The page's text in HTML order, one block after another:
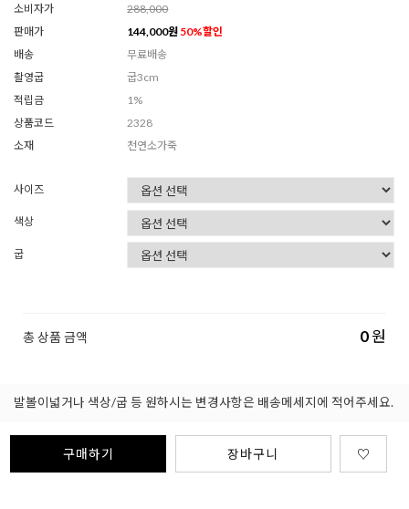
소비자가
288,000
판매가
144,000원 50%할인
배송
무료배송
촬영굽
굽3cm
적립금
1%
상품코드
2328
소재
천연소가죽
사이즈
색상
굽
총 상품 금액 0원
발볼이넓거나 색상/굽 등 원하시는 변경사항은 배송메세지에 적어주세요.
구매하기 장바구니 ♡